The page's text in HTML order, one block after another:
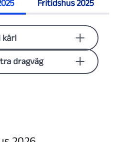
Fritidshus 2025
kärl
vecka. Tabellen
dragväg